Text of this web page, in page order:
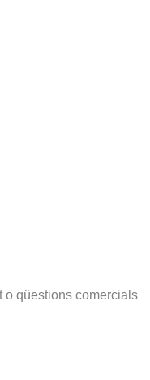
o qüestions comercials